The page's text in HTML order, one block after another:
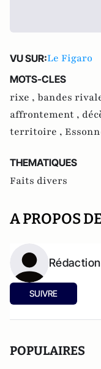
VU SUR:Le Figaro
MOTS-CLES
rixe , bandes
affrontement ,
territoire ,
THEMATIQUES
Faits divers
A PROPOS
SUIVRE
POPULAIRES